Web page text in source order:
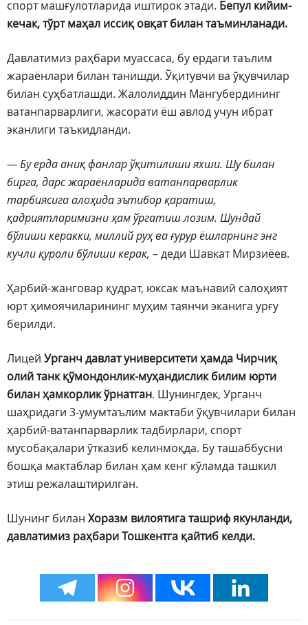
спорт машғулотларида иштирок этади. Бепул кийим-
кечак, тўрт маҳал иссиқ овқат билан таъминланади.
Давлатимиз раҳбари муассаса, бу ердаги таълим
жараёнлари билан танишди. Ўқитувчи ва ўқувчилар
билан суҳбатлашди. Жалолиддин Мангубердининг
ватанпарварлиги, жасорати ёш авлод учун ибрат
эканлиги таъкидланди.
— Бу ерда аниқ фанлар ўқитилиши яхши. Шу билан
бирга, дарс жараёнларида ватанпарварлик
тарбиясига алоҳида эътибор қаратиш,
қадриятларимизни ҳам ўргатиш лозим. Шундай
бўлиши керакки, миллий руҳ ва ғурур ёшларнинг энг
кучли қуроли бўлиши керак, – деди Шавкат Мирзиёев.
Ҳарбий-жанговар қудрат, юксак маънавий салоҳият
юрт ҳимоячиларининг муҳим таянчи эканига урғу
берилди.
Лицей Урганч давлат университети ҳамда Чирчиқ
олий танк қўмондонлик-муҳандислик билим юрти
билан ҳамкорлик ўрнатган. Шунингдек, Урганч
шаҳридаги 3-умумтаълим мактаби ўқувчилари билан
ҳарбий-ватанпарварлик тадбирлари, спорт
мусобақалари ўтказиб келинмоқда. Бу ташаббусни
бошқа мактаблар билан ҳам кенг кўламда ташкил
этиш режалаштирилган.
Шунинг билан Хоразм вилоятига ташриф якунланди,
давлатимиз раҳбари Тошкентга қайтиб келди.